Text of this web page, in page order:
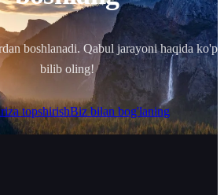
boshlanadi. Qabul jarayoni haqida
bilib oling!
topshirishBiz bilan bog'laning